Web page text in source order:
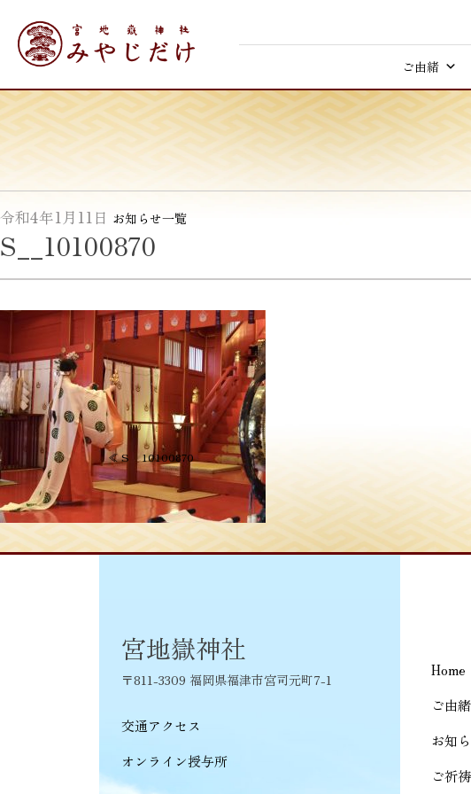
content
ご由緒
令和4年1月11日 お知らせ一覧
S__10100870
投
稿
ナ
ビ
シ
ョ
ン
≪S__10100870
Home
ご由緒
お知
ご祈
宮地嶽神社
〒811-3309 福岡県福津市宮司元町7-1
交通アクセス
オンライン授与所